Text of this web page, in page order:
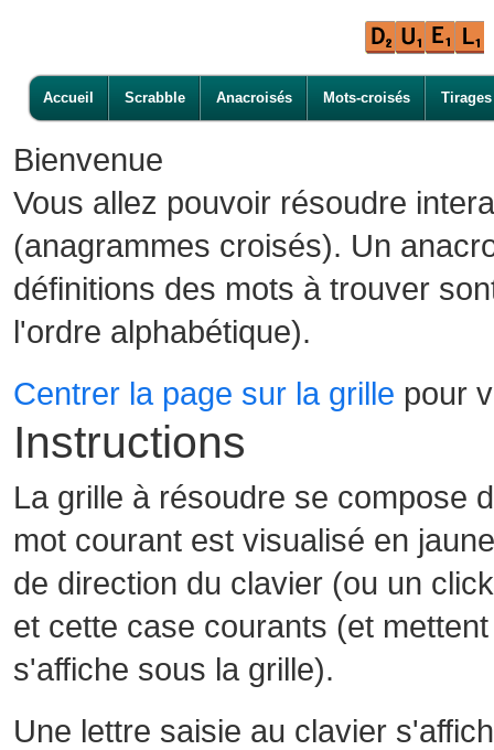
Accueil Scrabble Anacroisés Mots-croisés Tirages
Bienvenue
Vous allez pouvoir résoudre
(anagrammes croisés). Un
définitions des mots à trouver
l'ordre alphabétique).
Centrer la page sur la grille pour
Instructions
La grille à résoudre se compose
mot courant est visualisé en
de direction du clavier (ou un
et cette case courants (et
s'affiche sous la grille).
Une lettre saisie au clavier